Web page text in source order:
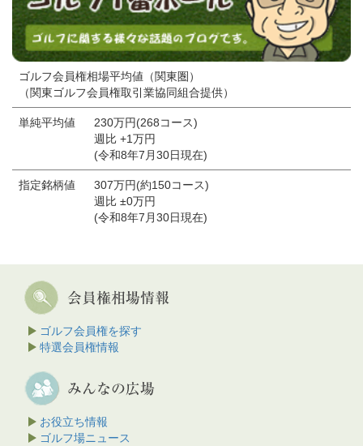
ゴルフ会員権相場平均値（関東圏）
（関東ゴルフ会員権取引業協同組合提供）
単純平均値
230万円(268コース)
週比 +1万円
(令和8年7月30日現在)
指定銘柄値
307万円(約150コース)
週比 ±0万円
(令和8年7月30日現在)
ゴルフ会員権を探す
特選会員権情報
お役立ち情報
ゴルフ場ニュース